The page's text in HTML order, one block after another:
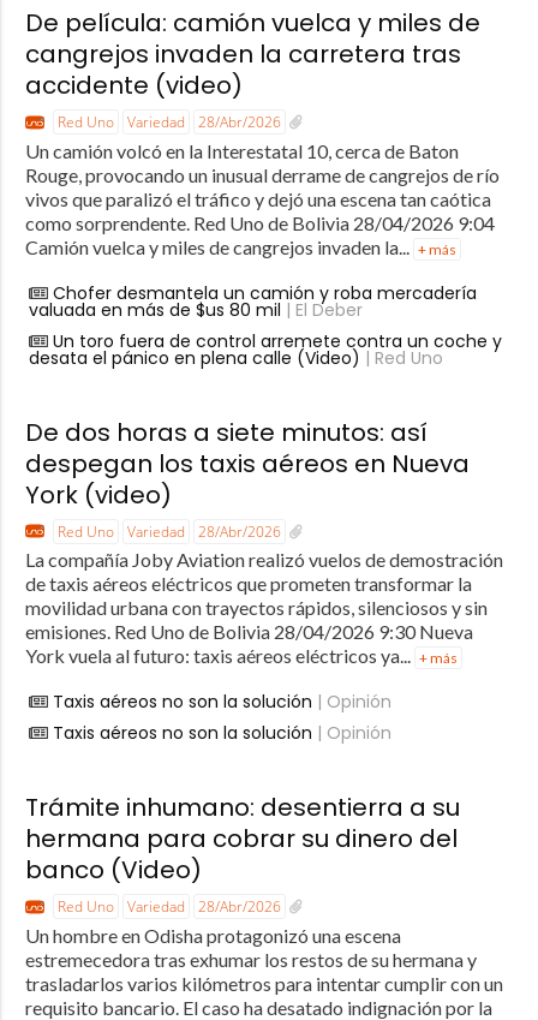
De película: camión vuelca y miles de
cangrejos invaden la carretera tras
accidente (video)
Red Uno Variedad 28/Abr/2026
Un camión volcó en la Interestatal 10, cerca de Baton
Rouge, provocando un inusual derrame de cangrejos de río
vivos que paralizó el tráfico y dejó una escena tan caótica
como sorprendente. Red Uno de Bolivia 28/04/2026 9:04
Camión vuelca y miles de cangrejos invaden la...
+ más
Chofer desmantela un camión y roba mercadería
valuada en más de $us 80 mil | El Deber
Un toro fuera de control arremete contra un coche y
desata el pánico en plena calle (Video) | Red Uno
De dos horas a siete minutos: así
despegan los taxis aéreos en Nueva
York (video)
Red Uno Variedad 28/Abr/2026
La compañía Joby Aviation realizó vuelos de demostración
de taxis aéreos eléctricos que prometen transformar la
movilidad urbana con trayectos rápidos, silenciosos y sin
emisiones. Red Uno de Bolivia 28/04/2026 9:30 Nueva
York vuela al futuro: taxis aéreos eléctricos ya... + más
Taxis aéreos no son la solución | Opinión
Taxis aéreos no son la solución | Opinión
Trámite inhumano: desentierra a su
hermana para cobrar su dinero del
banco (Video)
Red Uno Variedad 28/Abr/2026
Un hombre en Odisha protagonizó una escena
estremecedora tras exhumar los restos de su hermana y
trasladarlos varios kilómetros para intentar cumplir con un
requisito bancario. El caso ha desatado indignación por la